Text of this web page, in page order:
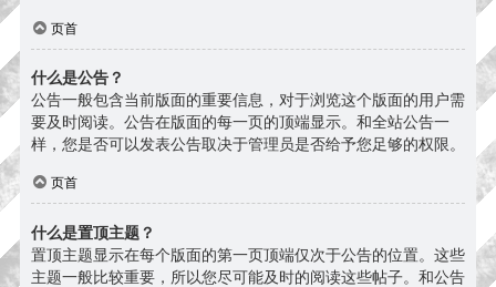
页首
什么是公告？
公告一般包含当前版面的重要信息，对于浏览这个版面的用户需
要及时阅读。公告在版面的每一页的顶端显示。和全站公告一
样，您是否可以发表公告取决于管理员是否给予您足够的权限。
页首
什么是置顶主题？
置顶主题显示在每个版面的第一页顶端仅次于公告的位置。这些
主题一般比较重要，所以您尽可能及时的阅读这些帖子。和公告